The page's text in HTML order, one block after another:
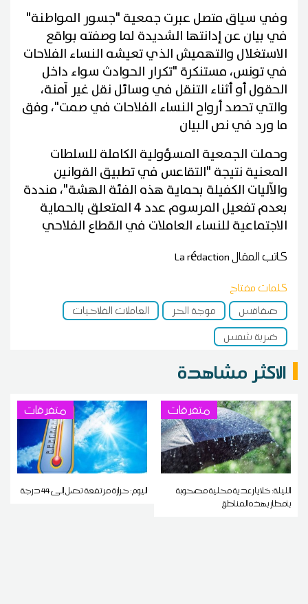
وفي سياق متصل عبرت جمعية "جسور المواطنة"
في بيان عن إدانتها الشديدة لما وصفته بواقع
الاستغلال والتهميش الذي تعيشه النساء الفلاحات
في تونس، مستنكرة "تكرار الحوادث سواء داخل
الحقول أو أثناء التنقل في وسائل نقل غير آمنة،
والتي تحصد أرواح النساء الفلاحات في صمت"، وفق
ما ورد في نص البيان
وحملت الجمعية المسؤولية الكاملة للسلطات
المعنية نتيجة "التقاعس في تطبيق القوانين
والآليات الكفيلة بحماية هذه الفئة الهشة"، منددة
بعدم تفعيل المرسوم عدد 4 المتعلق بالحماية
الاجتماعية للنساء العاملات في القطاع الفلاحي
كاتب المقالLa rédaction
كلمات مفتاح
صفاقس
موجة الحر
العاملات الفلاحيات
ضربة شمس
الاكثر مشاهدة
متفرقات
الليلة: خلايا رعدية محلية مصحوبة
بأمطار بهذه المناطق
متفرقات
اليوم: حرارة مرتفعة تصل إلى 44 درجة